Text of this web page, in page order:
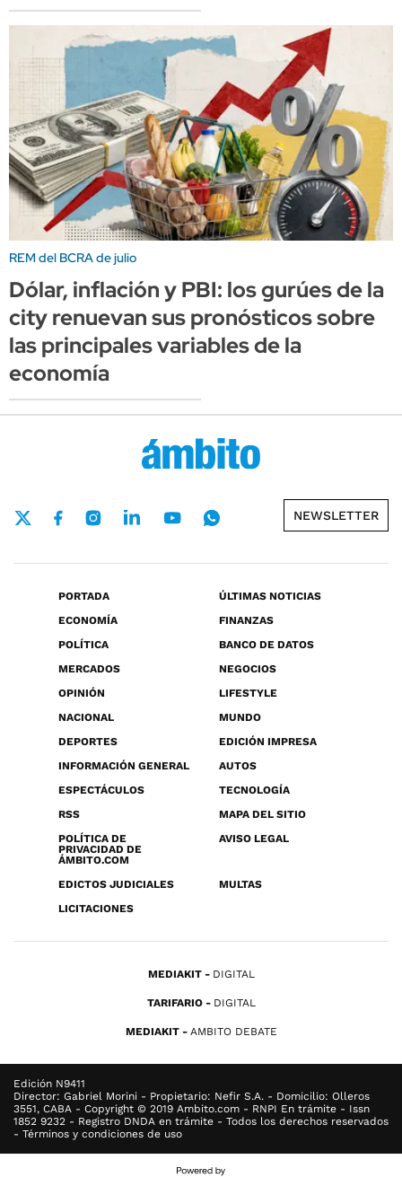
REM del BCRA de julio
Dólar, inflación y PBI: los gurúes de la
city renuevan sus pronósticos sobre
las principales variables de la
economía
NEWSLETTER
PORTADA
ÚLTIMAS NOTICIAS
ECONOMÍA
FINANZAS
POLÍTICA
BANCO DE DATOS
MERCADOS
NEGOCIOS
OPINIÓN
LIFESTYLE
NACIONAL
MUNDO
DEPORTES
EDICIÓN IMPRESA
INFORMACIÓN GENERAL
AUTOS
ESPECTÁCULOS
TECNOLOGÍA
RSS
MAPA DEL SITIO
POLÍTICA DE
PRIVACIDAD DE
ÁMBITO.COM
AVISO LEGAL
EDICTOS JUDICIALES
MULTAS
LICITACIONES
MEDIAKIT DIGITAL
TARIFARIO DIGITAL
MEDIAKIT AMBITO DEBATE
Edición N9411
Director: Gabriel Morini - Propietario: Nefir S.A. - Domicilio: Olleros
3551, CABA - Copyright © 2019 Ambito.com - RNPI En trámite - Issn
1852 9232 - Registro DNDA en trámite - Todos los derechos reservados
- Términos y condiciones de uso